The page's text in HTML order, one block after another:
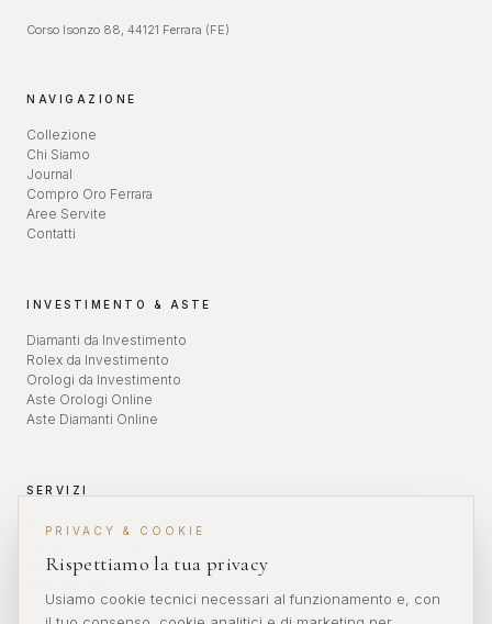
PRIVACY & COOKIE
Rispettiamo la tua privacy
Usiamo cookie tecnici necessari al funzionamento e, con
Corso Isonzo 88, 44121 Ferrara (FE)
NAVIGAZIONE
Collezione
Chi Siamo
Journal
Compro Oro Ferrara
Aree Servite
Contatti
INVESTIMENTO & ASTE
Diamanti da Investimento
Rolex da Investimento
Orologi da Investimento
Aste Orologi Online
Aste Diamanti Online
SERVIZI
Valutazione Orologi
Diamanti da Investimento